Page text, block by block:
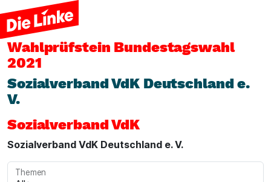
Wahlprüfstein Bundestagswahl
2021
Sozialverband VdK Deutschland e.
V.
Sozialverband VdK
Sozialverband VdK Deutschland e. V.
Themen